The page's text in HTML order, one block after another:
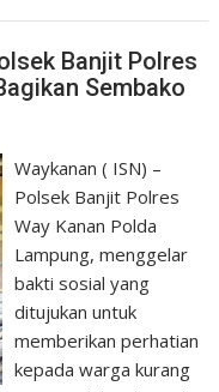
Banjit Polres
Sembako
Waykanan ( ISN) –
Polsek Banjit Polres
Way Kanan Polda
Lampung, menggelar
bakti sosial yang
ditujukan untuk
memberikan perhatian
kepada warga kurang